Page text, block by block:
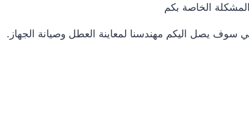
الخاصة بكم
سوف يصل اليكم مهندسنا لمعاينة العطل وصيانة الجهاز.